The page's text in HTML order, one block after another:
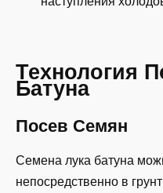
Технология
Батуна
Посев Семян
Семена лука батуна
непосредственно в